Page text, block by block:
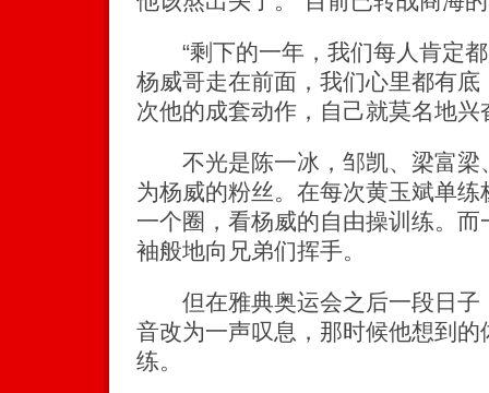
“剩下的一年，我们每人肯定都
杨威哥走在前面，我们心里都有底
次他的成套动作，自己就莫名地兴
不光是陈一冰，邹凯、梁富梁
为杨威的粉丝。在每次黄玉斌单
一个圈，看杨威的自由操训练。
袖般地向兄弟们挥手。
但在雅典奥运会之后一段日子
音改为一声叹息，那时候他想到
练。